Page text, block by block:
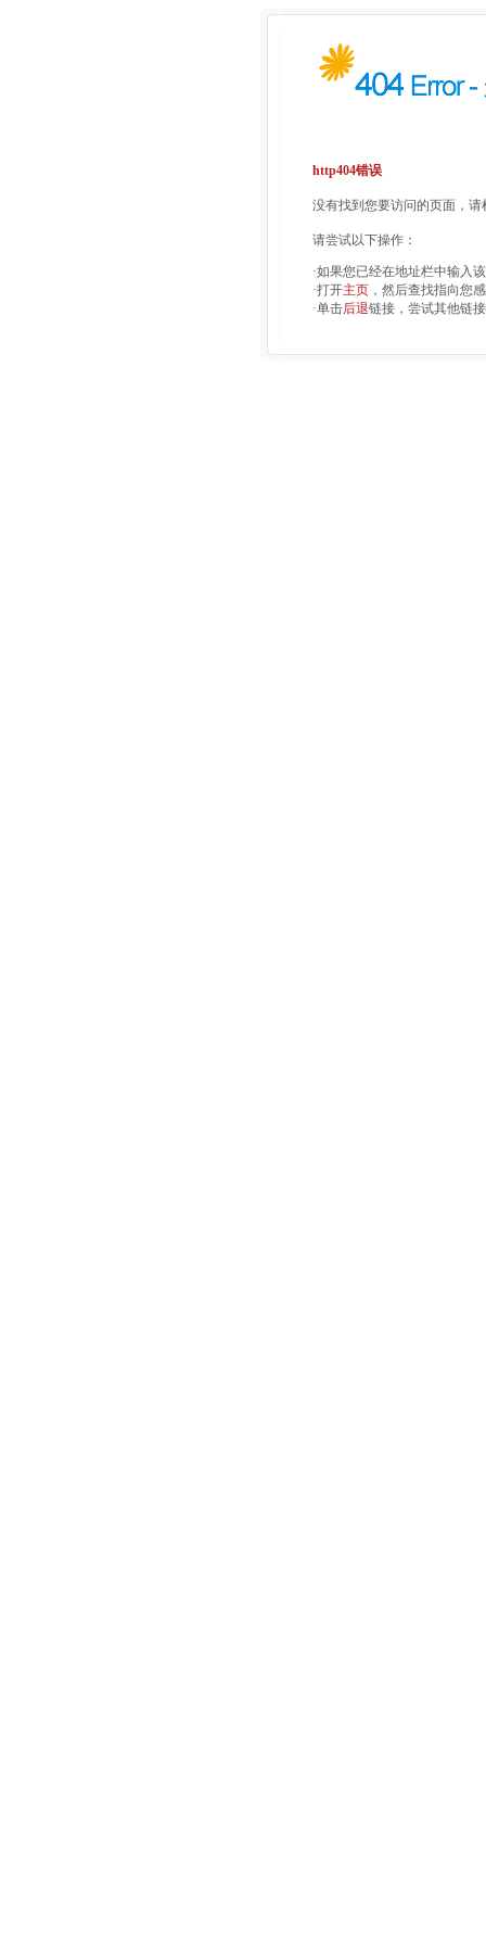
http404错误
没有找到您要访问的页面，
请尝试以下操作：
·如果您已经在地址栏中输入
·打开主页 ，然后查找指向您
·单击后退链接，尝试其他链